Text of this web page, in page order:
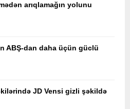
arıqlamağın yolunu
ABŞ-dan daha üçün güclü
JD Vensi gizli şəkildə